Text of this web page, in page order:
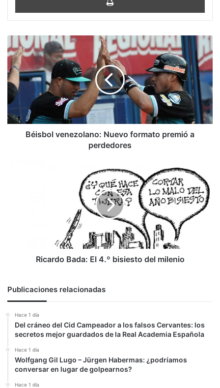
Béisbol
venezolano:
Nuevo
formato
premió
perdedores
Béisbol venezolano: Nuevo formato premió a
perdedores
Ricardo Bada: El 4.º bisiesto del milenio
Publicaciones relacionadas
Hace 1 día
Del cráneo del Cid Campeador a los falsos Cervantes: los
secretos mejor guardados de la Real Academia Española
Hace 1 día
Wolfgang Gil Lugo – Jürgen Habermas: ¿podríamos
conversar en lugar de golpearnos?
Hace 1 día